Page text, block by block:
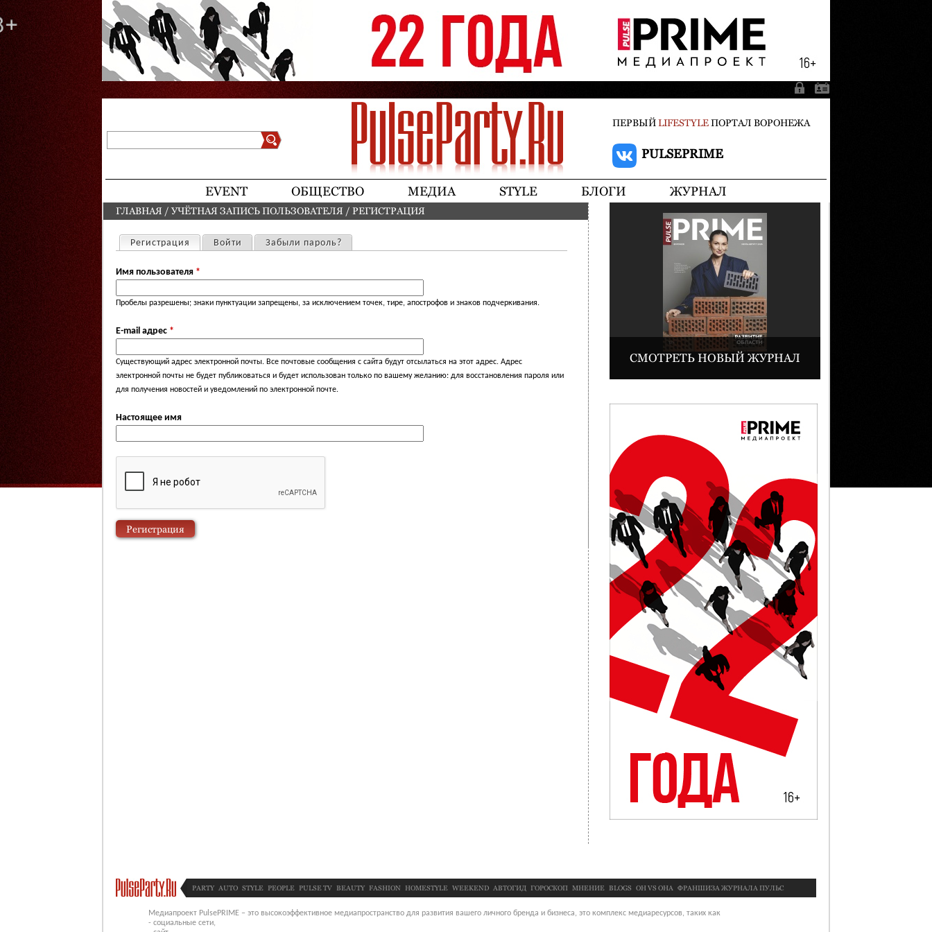
ПЕРВЫЙLIFESTYLEПОРТАЛ ВОРОНЕЖА
PULSEPRIME
EVENT ОБЩЕСТВО МЕДИА STYLE БЛОГИ ЖУРНАЛ
ВЫ ЗДЕСЬ
ГЛАВНАЯ / УЧЁТНАЯ ЗАПИСЬ ПОЛЬЗОВАТЕЛЯ / РЕГИСТРАЦИЯ
Главные вкладки
Регистрация (активная вкладка)
Войти Забыли пароль?
Имя пользователя *
Пробелы разрешены; знаки пунктуации запрещены, за исключением точек, тире, апострофов и знаков подчеркивания.
E-mail адрес *
Существующий адрес электронной почты. Все почтовые сообщения с сайта будут отсылаться на этот адрес. Адрес
электронной почты не будет публиковаться и будет использован только по вашему желанию: для восстановления пароля или
для получения новостей и уведомлений по электронной почте.
Настоящее имя
СМОТРЕТЬ НОВЫЙ ЖУРНАЛ
PARTY AUTO STYLE PEOPLE PULSE TV BEAUTY FASHION HOMESTYLE WEEKEND АВТОГИД ГОРОСКОП МНЕНИЕ BLOGS OН VS ОНА ФРАНШИЗА ЖУРНАЛА ПУЛЬС
Медиапроект PulsePRIME – это высокоэффективное медиапространство для развития вашего личного бренда и бизнеса, это комплекс медиаресурсов, таких как
- социальные сети,